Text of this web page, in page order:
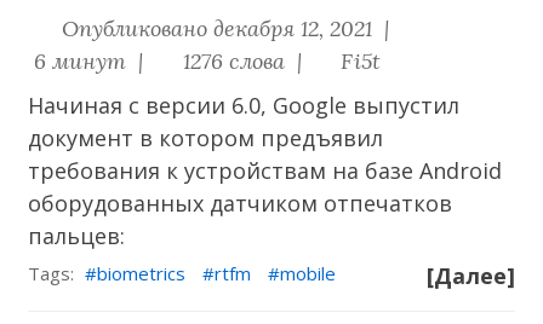
Опубликовано декабря 12, 2021 |
6 минут |
1276 слова | Fi5t
Начиная с версии 6.0, Google выпустил
документ в котором предъявил
требования к устройствам на базе Android
оборудованных датчиком отпечатков
пальцев:
[Далее]
Tags: biometrics rtfm mobile